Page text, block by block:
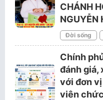
CHÁNH
NGUYỄN
Đời sống
Chính
đánh giá,
với đơn
viên chức